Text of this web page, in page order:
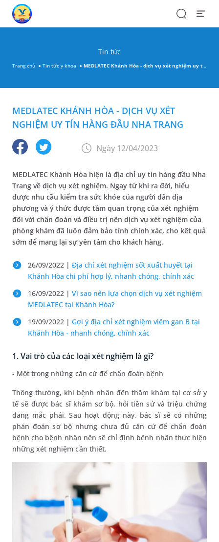
SearchOpen
Tin tức
Trang chủ Tin tức y khoa MEDLATEC Khánh Hòa - dịch vụ xét nghiệm uy tín hàng đầu Nha Trang
MEDLATEC KHÁNH HÒA - DỊCH VỤ XÉT
NGHIỆM UY TÍN HÀNG ĐẦU NHA TRANG
Ngày 12/04/2023
MEDLATEC Khánh Hòa hiện là địa chỉ uy tín hàng đầu Nha
Trang về dịch vụ xét nghiệm. Ngay từ khi ra đời, hiểu
được nhu cầu kiểm tra sức khỏe của người dân địa
phương và ý thức được tầm quan trọng của xét nghiệm
đối với chẩn đoán và điều trị nên dịch vụ xét nghiệm của
phòng khám đã luôn đảm bảo tính chính xác, cho kết quả
sớm để mang lại sự yên tâm cho khách hàng.
26/09/2022 | Địa chỉ xét nghiệm sốt xuất huyết tại
Khánh Hòa chi phí hợp lý, nhanh chóng, chính xác
16/09/2022 | Vì sao nên lựa chọn dịch vụ xét nghiệm
MEDLATEC tại Khánh Hòa?
19/09/2022 | Gợi ý địa chỉ xét nghiệm viêm gan B tại
Khánh Hòa - nhanh chóng, chính xác
1. Vai trò của các loại xét nghiệm là gì?
- Một trong những căn cứ để chẩn đoán bệnh
Thông thường, khi bệnh nhân đến thăm khám tại cơ sở y
tế sẽ được bác sĩ khám sơ bộ, hỏi tiền sử và triệu chứng
đang mắc phải. Sau hoạt động này, bác sĩ sẽ có những
phán đoán sơ bộ nhưng chưa đủ căn cứ để chẩn đoán
bệnh cho bệnh nhân nên sẽ chỉ định bệnh nhân thực hiện
những xét nghiệm cần thiết.